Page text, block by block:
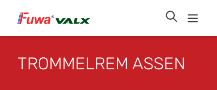
TROMMELREM ASSEN